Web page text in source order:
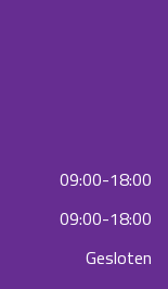
09:00-18:00
09:00-18:00
Gesloten